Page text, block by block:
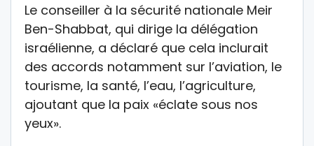
Le conseiller à la sécurité nationale Meir
Ben-Shabbat, qui dirige la délégation
israélienne, a déclaré que cela inclurait
des accords notamment sur l’aviation, le
tourisme, la santé, l’eau, l’agriculture,
ajoutant que la paix «éclate sous nos
yeux».